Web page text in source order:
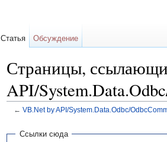
Страницы,
API/
← VB.Net by API/System.Data.Odbc/
Ссылки сюда
Статья Обсуждение